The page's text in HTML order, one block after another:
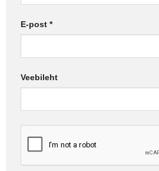
E-post *
Veebileht